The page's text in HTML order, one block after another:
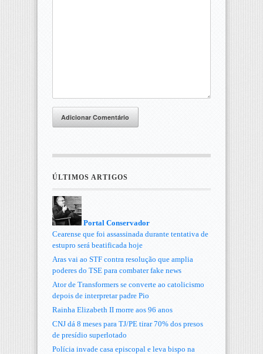
Adicionar Comentário
ÚLTIMOS ARTIGOS
Portal Conservador
Cearense que foi assassinada durante tentativa de
estupro será beatificada hoje
Aras vai ao STF contra resolução que amplia
poderes do TSE para combater fake news
Ator de Transformers se converte ao catolicismo
depois de interpretar padre Pio
Rainha Elizabeth II morre aos 96 anos
CNJ dá 8 meses para TJ/PE tirar 70% dos presos
de presídio superlotado
Polícia invade casa episcopal e leva bispo na